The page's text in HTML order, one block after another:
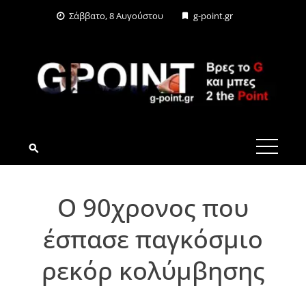
Σάββατο, 8 Αυγούστου g-point.gr
G-POINT.GR
Ο 90χρονος που
έσπασε παγκόσμιο
ρεκόρ κολύμβησης